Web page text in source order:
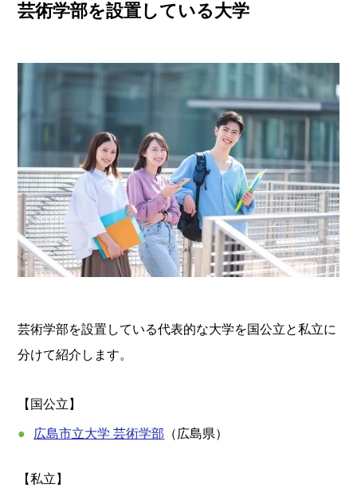
芸術学部を設置している大学
芸術学部を設置している代表的な大学を国公立と私立に
分けて紹介します。
【国公立】
広島市立大学 芸術学部 （広島県）
【私立】